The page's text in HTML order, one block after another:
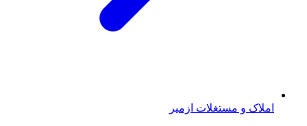
املاک و مستغلات ازمیر